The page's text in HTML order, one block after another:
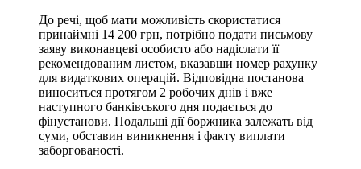
До речі, щоб мати можливість скористатися
принаймні 14 200 грн, потрібно подати письмову
заяву виконавцеві особисто або надіслати її
рекомендованим листом, вказавши номер рахунку
для видаткових операцій. Відповідна постанова
виноситься протягом 2 робочих днів і вже
наступного банківського дня подається до
фінустанови. Подальші дії боржника залежать від
суми, обставин виникнення і факту виплати
заборгованості.